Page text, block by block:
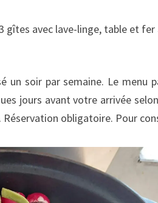
gîtes avec lave-linge, table et fer
un soir par semaine. Le
jours avant votre arrivée
obligatoire. Pour